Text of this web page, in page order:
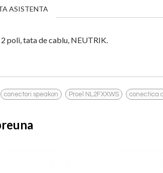
ASISTENTA
poli, tata de cablu, NEUTRIK.
conectori speakon , Proel NL2FXXWS , conectica